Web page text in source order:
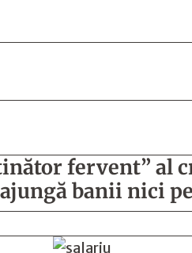
fervent” al
banii nici